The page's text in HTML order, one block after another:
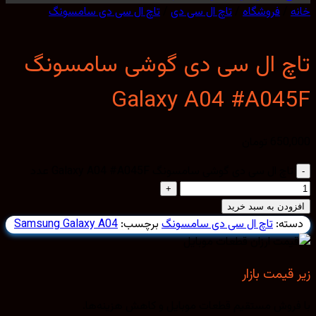
/فروشگاه/تاچ ال سی دی/تاچ ال سی دی سامسونگ
ال سی دی گوشی سامسونگ
Galaxy A04
تاچ ال سی دی گوشی سامسونگ Galaxy A04 #A045F عدد
به سبد خرید
تاچ ال سی دی سامسونگبرچسب:Samsung Galaxy A04
بازار